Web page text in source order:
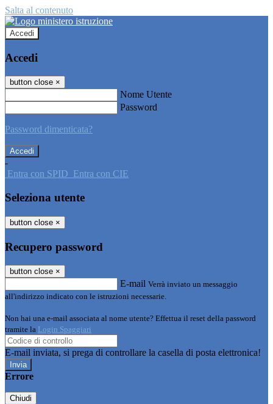
Salta al contenuto
Accedi
Accedi
button close ×
Nome Utente
Password
Password dimenticata?
-
Entra con SPID Entra con CIE
Seleziona utente
button close ×
Recupero password
button close ×
E-mail Verrà inviato un messaggio
all'indirizzo indicato con le istruzioni necessarie.
Non hai una e-mail associata al nome utente? Effettua il reset della password
tramite la Login Spaggiari
E-mail inviata, si prega di controllare la casella di posta elettronica!
Errore
Chiudi